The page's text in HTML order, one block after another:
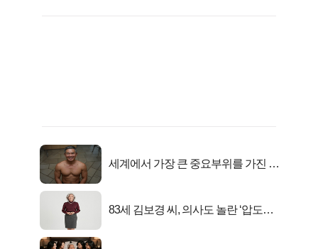
세계에서 가장 큰 중요부위를 가진 남
83세 김보경 씨, 의사도 놀란 ‘압도적